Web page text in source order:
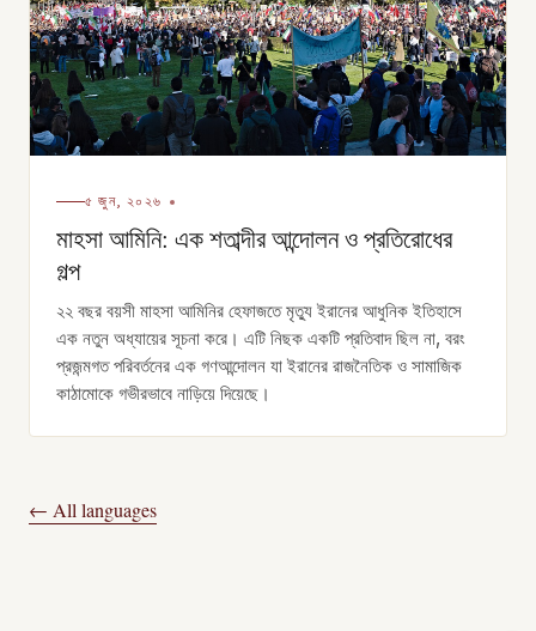
৫ জুন, ২০২৬
মাহসা আমিনি: এক শতাব্দীর আন্দোলন ও প্রতিরোধের
গল্প
২২ বছর বয়সী মাহসা আমিনির হেফাজতে মৃত্যু ইরানের আধুনিক ইতিহাসে
এক নতুন অধ্যায়ের সূচনা করে। এটি নিছক একটি প্রতিবাদ ছিল না, বরং
প্রজন্মগত পরিবর্তনের এক গণআন্দোলন যা ইরানের রাজনৈতিক ও সামাজিক
কাঠামোকে গভীরভাবে নাড়িয়ে দিয়েছে।
← All languages